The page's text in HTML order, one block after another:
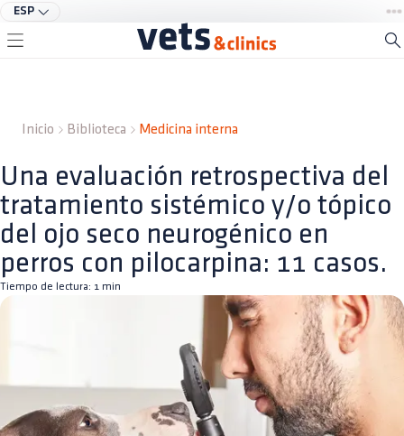
ESP
Inicio Biblioteca Medicina interna
Una evaluación retrospectiva del
tratamiento sistémico y/o tópico
del ojo seco neurogénico en
perros con pilocarpina: 11 casos.
Tiempo de lectura: 1 min